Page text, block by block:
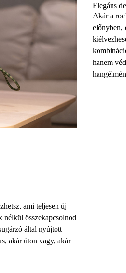
Elegáns
Akár a
előnyben,
hanem
ami teljesen új
nélkül összekapcsolnod
által nyújtott
akár úton vagy, akár